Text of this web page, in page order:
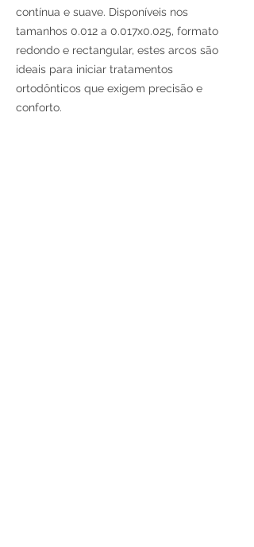
contínua e suave. Disponíveis nos
tamanhos 0.012 a 0.017x0.025, formato
redondo e rectangular, estes arcos são
ideais para iniciar tratamentos
ortodônticos que exigem precisão e
conforto.